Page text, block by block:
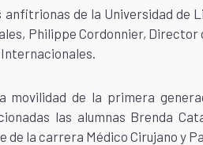
anfitrionas de la Universidad de
Philippe Cordonnier,
movilidad de la primera
las alumnas Brenda
de la carrera Médico Cirujano y